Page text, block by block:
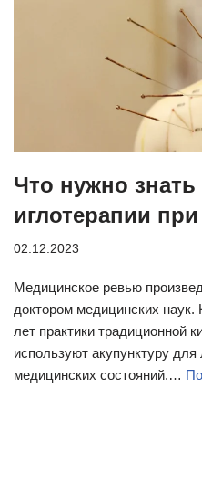
Что нужно
иглотерапии
02.12.2023
Медицинское ревью
доктором медицинских
лет практики традиционной
используют акупунктуру
медицинских состояний.…